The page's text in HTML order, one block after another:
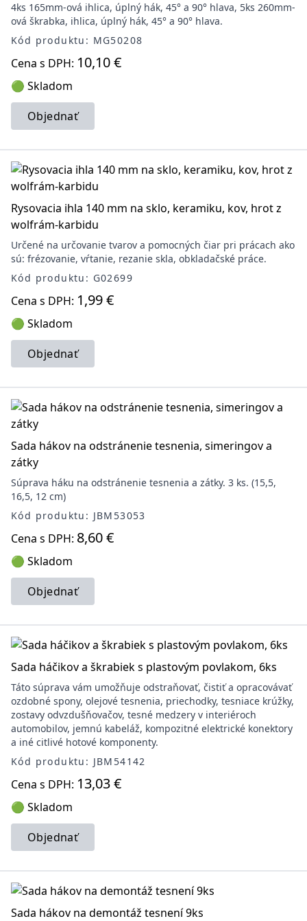
4ks 165mm-ová ihlica, úplný hák, 45° a 90° hlava, 5ks 260mm-
ová škrabka, ihlica, úplný hák, 45° a 90° hlava.
Kód produktu: MG50208
Cena s DPH: 10,10 €
🟢 Skladom
Objednať
Rysovacia ihla 140 mm na sklo, keramiku, kov, hrot z
wolfrám-karbidu
Určené na určovanie tvarov a pomocných čiar pri prácach ako
sú: frézovanie, vŕtanie, rezanie skla, obkladačské práce.
Kód produktu: G02699
Cena s DPH: 1,99 €
🟢 Skladom
Objednať
Sada hákov na odstránenie tesnenia, simeringov a
zátky
Súprava háku na odstránenie tesnenia a zátky. 3 ks. (15,5,
16,5, 12 cm)
Kód produktu: JBM53053
Cena s DPH: 8,60 €
🟢 Skladom
Objednať
Sada háčikov a škrabiek s plastovým povlakom, 6ks
Táto súprava vám umožňuje odstraňovať, čistiť a opracovávať
ozdobné spony, olejové tesnenia, priechodky, tesniace krúžky,
zostavy odvzdušňovačov, tesné medzery v interiéroch
automobilov, jemnú kabeláž, kompozitné elektrické konektory
a iné citlivé hotové komponenty.
Kód produktu: JBM54142
Cena s DPH: 13,03 €
🟢 Skladom
Objednať
Sada hákov na demontáž tesnení 9ks